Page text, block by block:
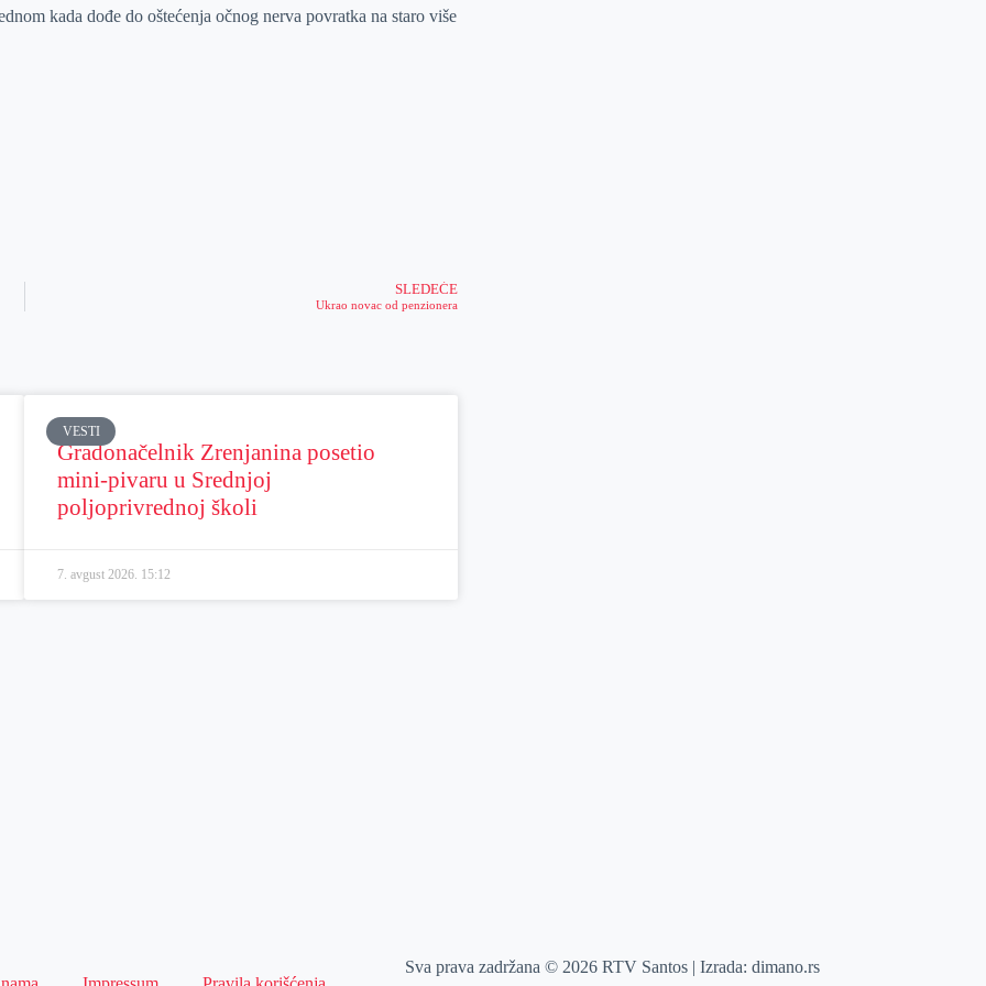
kada dođe do oštećenja očnog nerva povratka na staro više
SLEDEĆE
Ukrao novac od penzionera
VESTI
Gradonačelnik Zrenjanina posetio
mini-pivaru u Srednjoj
poljoprivrednoj školi
7. avgust 2026. 15:12
Sva prava zadržana © 2026 RTV Santos | Izrada:dimano.rs